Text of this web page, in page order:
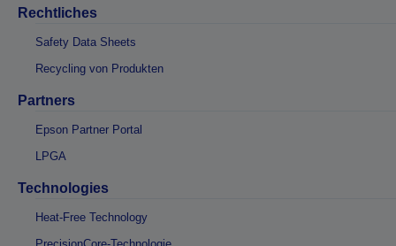
Rechtliches
Safety Data Sheets
Recycling von Produkten
Partners
Epson Partner Portal
LPGA
Technologies
Heat-Free Technology